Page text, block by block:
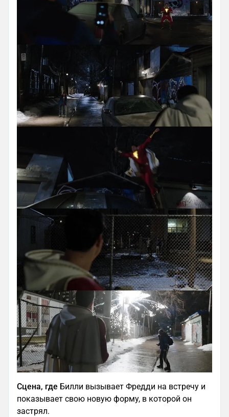
Сцена, где Билли вызывает Фредди на встречу и
показывает свою новую форму, в которой он
застрял.